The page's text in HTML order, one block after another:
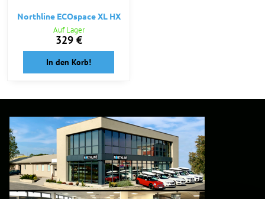
Northline ECOspace XL HX
Auf Lager
329 €
In den Korb!